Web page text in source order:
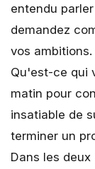
entendu
demandez
vos
Qu'est-ce qui
matin pour
insatiable de
terminer un
Dans les